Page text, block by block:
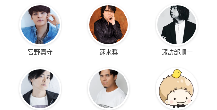
宮野真守 速水奨 諏訪部順一